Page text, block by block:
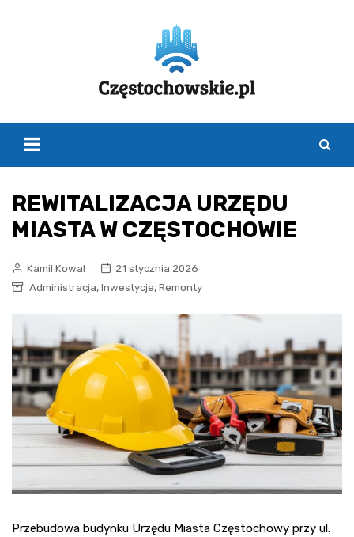
REWITALIZACJA URZĘDU
MIASTA W CZĘSTOCHOWIE
Kamil Kowal
21 stycznia 2026
Administracja, Inwestycje, Remonty
Przebudowa budynku Urzędu Miasta Częstochowy przy ul.